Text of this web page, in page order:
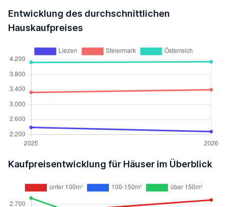
Entwicklung des durchschnittlichen
Hauskaufpreises
Kaufpreisentwicklung für Häuser im Überblick